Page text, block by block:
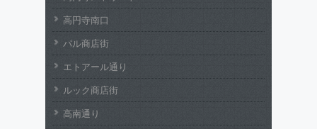
高円寺南口
パル商店街
エトアール通り
ルック商店街
高南通り